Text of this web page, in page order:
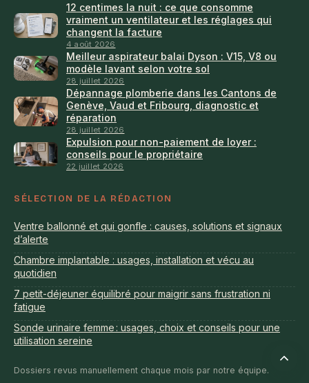
12 centimes la nuit : ce que consomme
vraiment un ventilateur et les réglages qui
changent la facture
4 août 2026
Meilleur aspirateur balai Dyson : V15, V8 ou
modèle lavant selon votre sol
28 juillet 2026
Dépannage plomberie dans les Cantons de
Genève, Vaud et Fribourg, diagnostic et
réparation
28 juillet 2026
Expulsion pour non-paiement de loyer :
conseils pour le propriétaire
22 juillet 2026
SÉLECTION DE LA RÉDACTION
Ventre ballonné et qui gonfle : causes, solutions et signaux
d’alerte
Chambre implantable : usages, installation et vécu au
quotidien
7 petit-déjeuner équilibré pour maigrir sans frustration ni
fatigue
Sonde urinaire femme : usages, choix et conseils pour une
utilisation sereine
Dossiers revus manuellement chaque mois par notre équipe.
Retour